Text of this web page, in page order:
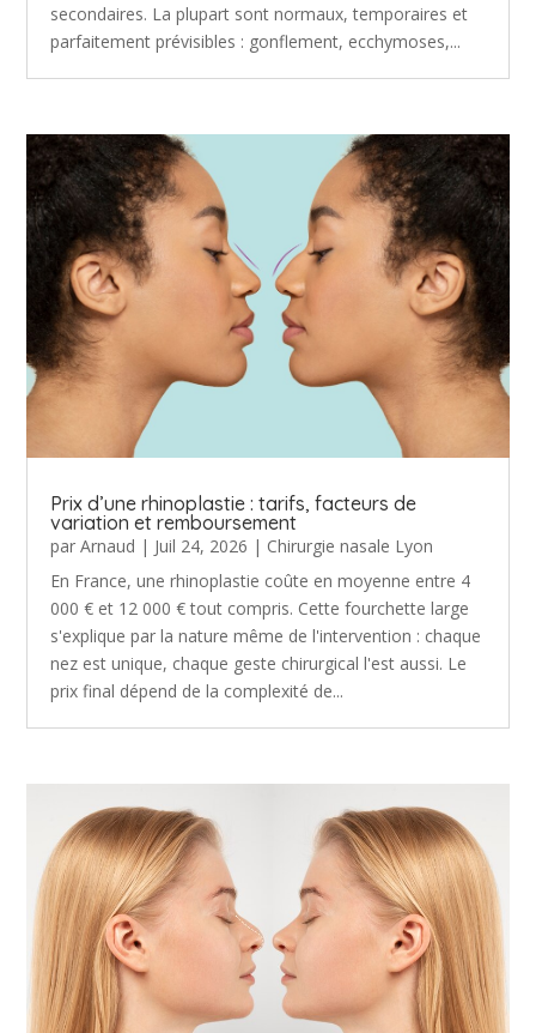
secondaires. La plupart sont normaux, temporaires et
parfaitement prévisibles : gonflement, ecchymoses,...
Prix d’une rhinoplastie : tarifs, facteurs de
variation et remboursement
parArnaud | Juil 24, 2026 | Chirurgie nasale Lyon
En France, une rhinoplastie coûte en moyenne entre 4
000 € et 12 000 € tout compris. Cette fourchette large
s'explique par la nature même de l'intervention : chaque
nez est unique, chaque geste chirurgical l'est aussi. Le
prix final dépend de la complexité de...